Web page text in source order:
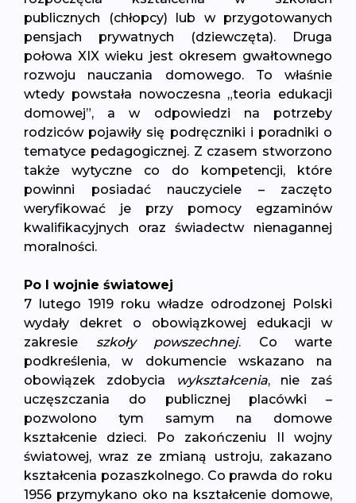
publicznych (chłopcy) lub w przygotowanych
pensjach prywatnych (dziewczęta). Druga
połowa XIX wieku jest okresem gwałtownego
rozwoju nauczania domowego. To właśnie
wtedy powstała nowoczesna „teoria edukacji
domowej”, a w odpowiedzi na potrzeby
rodziców pojawiły się podręczniki i poradniki o
tematyce pedagogicznej. Z czasem stworzono
także wytyczne co do kompetencji, które
powinni posiadać nauczyciele – zaczęto
weryfikować je przy pomocy egzaminów
kwalifikacyjnych oraz świadectw nienagannej
moralności.
Po I wojnie światowej
7 lutego 1919 roku władze odrodzonej Polski
wydały dekret o obowiązkowej edukacji w
zakresie szkoły powszechnej. Co warte
podkreślenia, w dokumencie wskazano na
obowiązek zdobycia
wykształcenia, nie zaś
uczęszczania do publicznej placówki –
pozwolono tym samym na domowe
kształcenie dzieci. Po zakończeniu II wojny
światowej, wraz ze zmianą ustroju, zakazano
kształcenia pozaszkolnego. Co prawda do roku
1956 przymykano oko na kształcenie domowe,